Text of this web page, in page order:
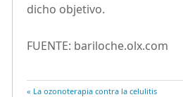
dicho objetivo.
FUENTE: bariloche.olx.com
Entrada
La ozonoterapia contra la celulitis